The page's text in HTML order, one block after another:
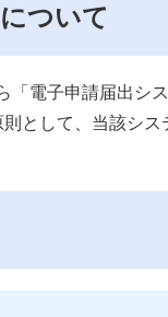
ついて
電子申請届出シ
として、当該シス